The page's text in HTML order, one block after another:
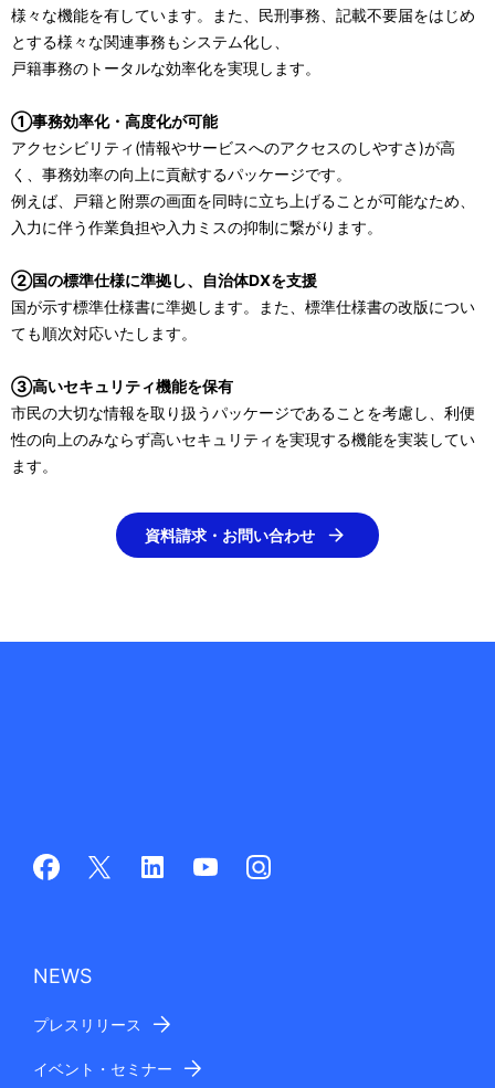
様々な機能を有しています。また、民刑事務、記載不要届をはじめ
とする様々な関連事務もシステム化し、
戸籍事務のトータルな効率化を実現します。
①事務効率化・高度化が可能
アクセシビリティ(情報やサービスへのアクセスのしやすさ)が高
く、事務効率の向上に貢献するパッケージです。
例えば、戸籍と附票の画面を同時に立ち上げることが可能なため、
入力に伴う作業負担や入力ミスの抑制に繋がります。
②国の標準仕様に準拠し、自治体DXを支援
国が示す標準仕様書に準拠します。また、標準仕様書の改版につい
ても順次対応いたします。
③高いセキュリティ機能を保有
市民の大切な情報を取り扱うパッケージであることを考慮し、利便
性の向上のみならず高いセキュリティを実現する機能を実装してい
ます。
資料請求・お問い合わせ
NEWS
プレスリリース
イベント・セミナー